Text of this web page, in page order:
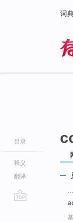
词
目录
释义
翻译